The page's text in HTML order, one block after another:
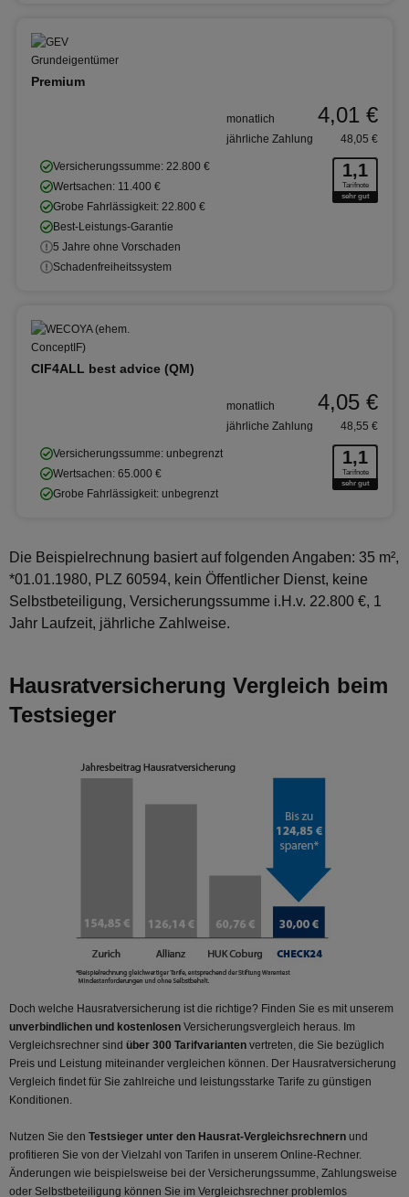
Premium
1,1
Tarifnote
sehr gut
Versicherungssumme: 22.800 €
Wertsachen: 11.400 €
Grobe Fahrlässigkeit: 22.800 €
Best-Leistungs-Garantie
5 Jahre ohne Vorschaden
Schadenfreiheitssystem
monatlich 4,01 €
jährliche Zahlung 48,05 €
CIF4ALL best advice (QM)
1,1
Tarifnote
sehr gut
Versicherungssumme: unbegrenzt
Wertsachen: 65.000 €
Grobe Fahrlässigkeit: unbegrenzt
monatlich 4,05 €
jährliche Zahlung 48,55 €
Die Beispielrechnung basiert auf folgenden Angaben: 35 m²,
*01.01.1980, PLZ 60594, kein Öffentlicher Dienst, keine
Selbstbeteiligung, Versicherungssumme i.H.v. 22.800 €, 1
Jahr Laufzeit, jährliche Zahlweise.
Hausratversicherung Vergleich beim
Testsieger
Doch welche Hausratversicherung ist die richtige? Finden Sie es mit unserem
unverbindlichen und kostenlosen Versicherungsvergleich heraus. Im
Vergleichsrechner sind über 300 Tarifvarianten vertreten, die Sie bezüglich
Preis und Leistung miteinander vergleichen können. Der Hausratversicherung
Vergleich findet für Sie zahlreiche und leistungsstarke Tarife zu günstigen
Konditionen.
Nutzen Sie den Testsieger unter den Hausrat-Vergleichsrechnern und
profitieren Sie von der Vielzahl von Tarifen in unserem Online-Rechner.
Änderungen wie beispielsweise bei der Versicherungssumme, Zahlungsweise
oder Selbstbeteiligung können Sie im Vergleichsrechner problemlos